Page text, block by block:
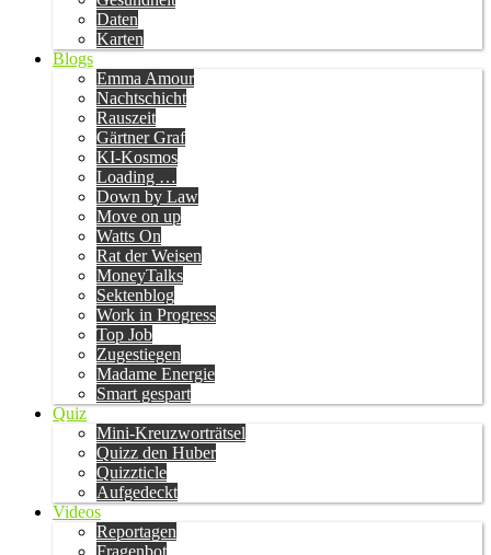
Daten
Karten
Blogs
Emma Amour
Nachtschicht
Rauszeit
Gärtner Graf
KI-Kosmos
Loading …
Down by Law
Move on up
Watts On
Rat der Weisen
MoneyTalks
Sektenblog
Work in Progress
Top Job
Zugestiegen
Madame Energie
Smart gespart
Quiz
Mini-Kreuzworträtsel
Quizz den Huber
Quizzticle
Aufgedeckt
Videos
Reportagen
Fragenbot